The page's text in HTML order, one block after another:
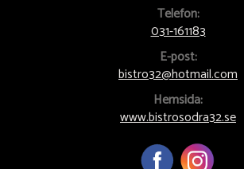
Telefon:
031-161183
E-post:
bistro32@hotmail.com
Hemsida:
www.bistrosodra32.se